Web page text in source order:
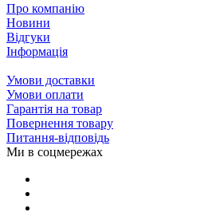
Про компанію
Новини
Відгуки
Інформація
Умови доставки
Умови оплати
Гарантія на товар
Повернення товару
Питання-відповідь
Ми в соцмережах